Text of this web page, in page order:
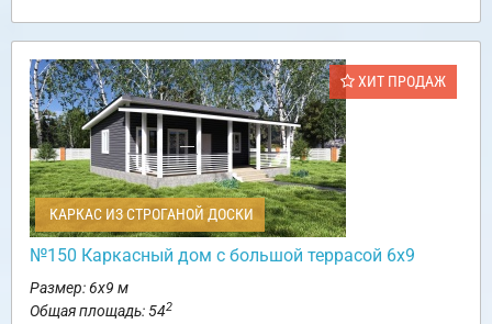
ХИТ ПРОДАЖ
КАРКАС ИЗ СТРОГАНОЙ ДОСКИ
№150 Каркасный дом с большой террасой 6х9
Размер: 6х9 м
Общая площадь: 542